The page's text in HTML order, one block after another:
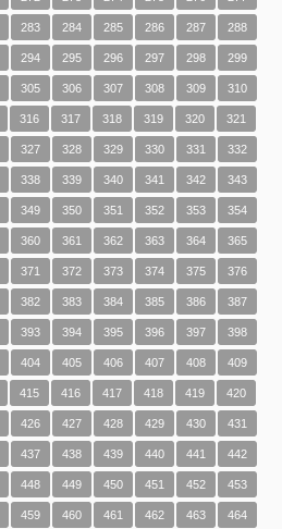
283 284 285 286 287 288
294 295 296 297 298 299
305 306 307 308 309 310
316 317 318 319 320 321
327 328 329 330 331 332
338 339 340 341 342 343
349 350 351 352 353 354
360 361 362 363 364 365
371 372 373 374 375 376
382 383 384 385 386 387
393 394 395 396 397 398
404 405 406 407 408 409
415 416 417 418 419 420
426 427 428 429 430 431
437 438 439 440 441 442
448 449 450 451 452 453
459 460 461 462 463 464